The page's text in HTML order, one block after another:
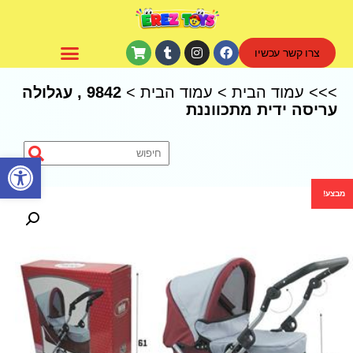
פתח סרגל נגישות
צרו קשר עכשיו
>>> עמוד הבית > עמוד הבית >
9842 , עגלולה
עריסה ידית מתכווננת
מבצע!